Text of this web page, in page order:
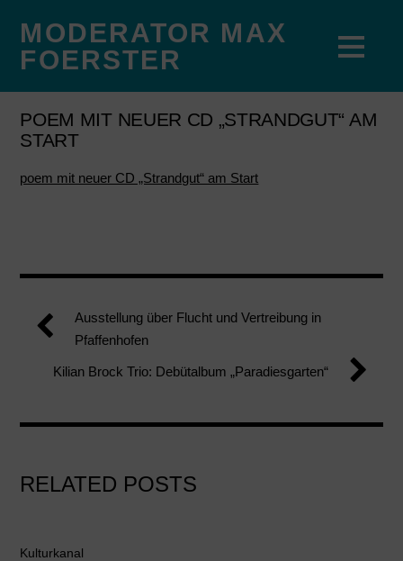
MODERATOR MAX
FOERSTER
POEM MIT NEUER CD „STRANDGUT“ AM
START
poem mit neuer CD „Strandgut“ am Start
Ausstellung über Flucht und Vertreibung in
Pfaffenhofen
Kilian Brock Trio: Debütalbum „Paradiesgarten“
RELATED POSTS
Kulturkanal